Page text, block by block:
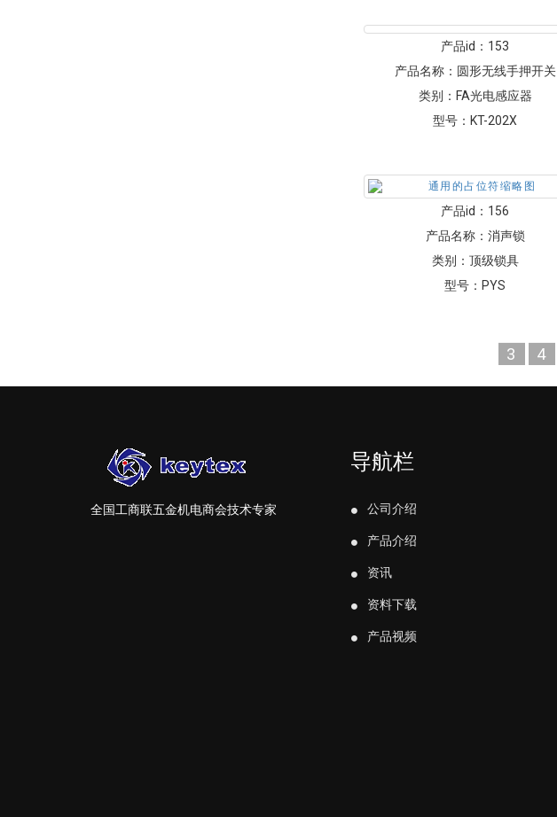
产品id： 153
产品名称： 圆形无线手押开关
类别： FA光电感应器
型号： KT-202X
产品id： 156
产品名称： 消声锁
类别： 顶级锁具
型号： PYS
3 4
全国工商联五金机电商会技术专家
导航栏
公司介绍
产品介绍
资讯
资料下载
产品视频